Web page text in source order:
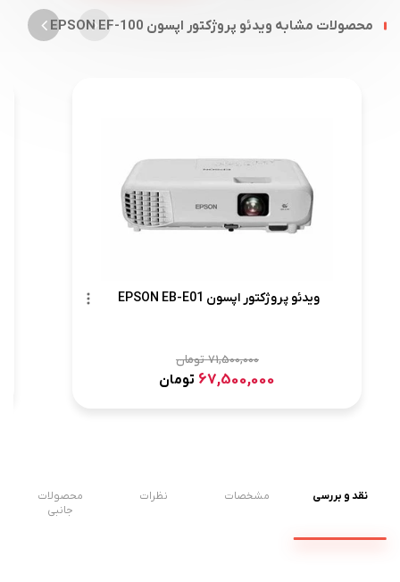
محصولات مشابه ویدئو پروژکتور اپسون EPSON EF-100
ویدئو پروژکتور اپسون EPSON EB-E01
71,500,000تومان
67,500,000 تومان
نقد و بررسی مشخصات نظرات
محصولات
جانبی